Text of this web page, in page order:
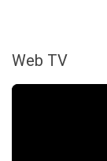
Web TV